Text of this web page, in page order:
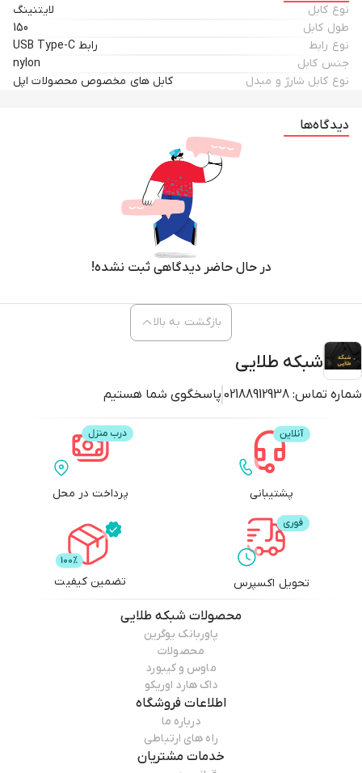
نوع کابل
لایتنینگ
طول کابل
150
نوع رابط
رابط USB Type-C
جنس کابل
nylon
نوع کابل شارژ و مبدل
کابل های مخصوص محصولات اپل
دیدگاه‌ها
در حال حاضر دیدگاهی ثبت نشده!
شبکه طلایی
شماره تماس: 02188912938 پاسخگوی شما هستیم
بازگشت به بالا
پشتیبانی پرداخت در محل
تحویل اکسپرس تضمین کیفیت
محصولات شبکه طلایی
پاوربانک یوگرین
محصولات
ماوس و کیبورد
داک هارد اوریکو
اطلاعات فروشگاه
درباره ما
راه های ارتباطی
خدمات مشتریان